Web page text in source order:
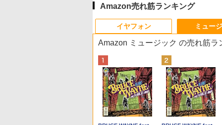
Amazon売れ筋ランキング
イヤフォン ミュー
Amazon ミュージック の売れ筋ラ